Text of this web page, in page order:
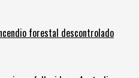
forestal descontrolado